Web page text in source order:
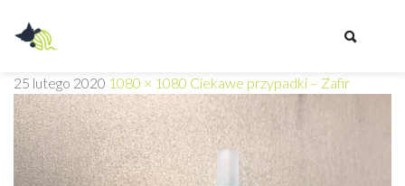
Weterynaryjna
Z
PAZUREM
25 lutego 2020 1080 × 1080 Ciekawe przypadki – Zafir